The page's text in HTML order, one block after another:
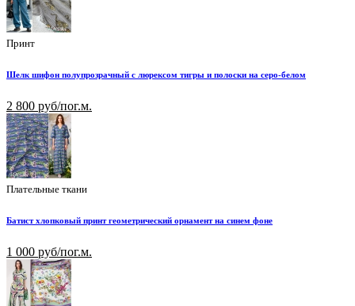
Принт
Шелк шифон полупрозрачный с люрексом тигры и полоски на серо-белом
2 800 руб/пог.м.
Плательные ткани
Батист хлопковый принт геометрический орнамент на синем фоне
1 000 руб/пог.м.